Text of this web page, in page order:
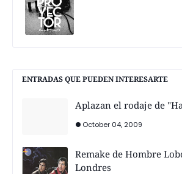
ENTRADAS QUE PUEDEN INTERESARTE
Aplazan el rodaje de
October 04, 2009
Remake de Hombre
Londres